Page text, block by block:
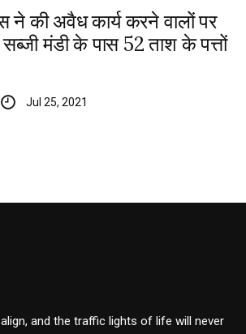
ने की अवैध कार्य करने वालों पर
सब्जी मंडी के पास 52 ताश के पत्तों
Jul 25, 2021
and the traffic lights of life will never